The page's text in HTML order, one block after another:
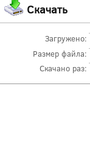
Скачать
Загружено:
Размер файла:
Скачано раз: